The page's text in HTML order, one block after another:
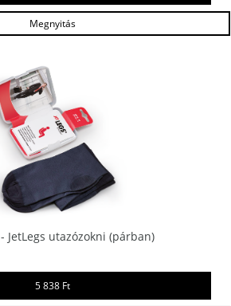
Megnyitás
- JetLegs utazózokni (párban)
5 838 Ft